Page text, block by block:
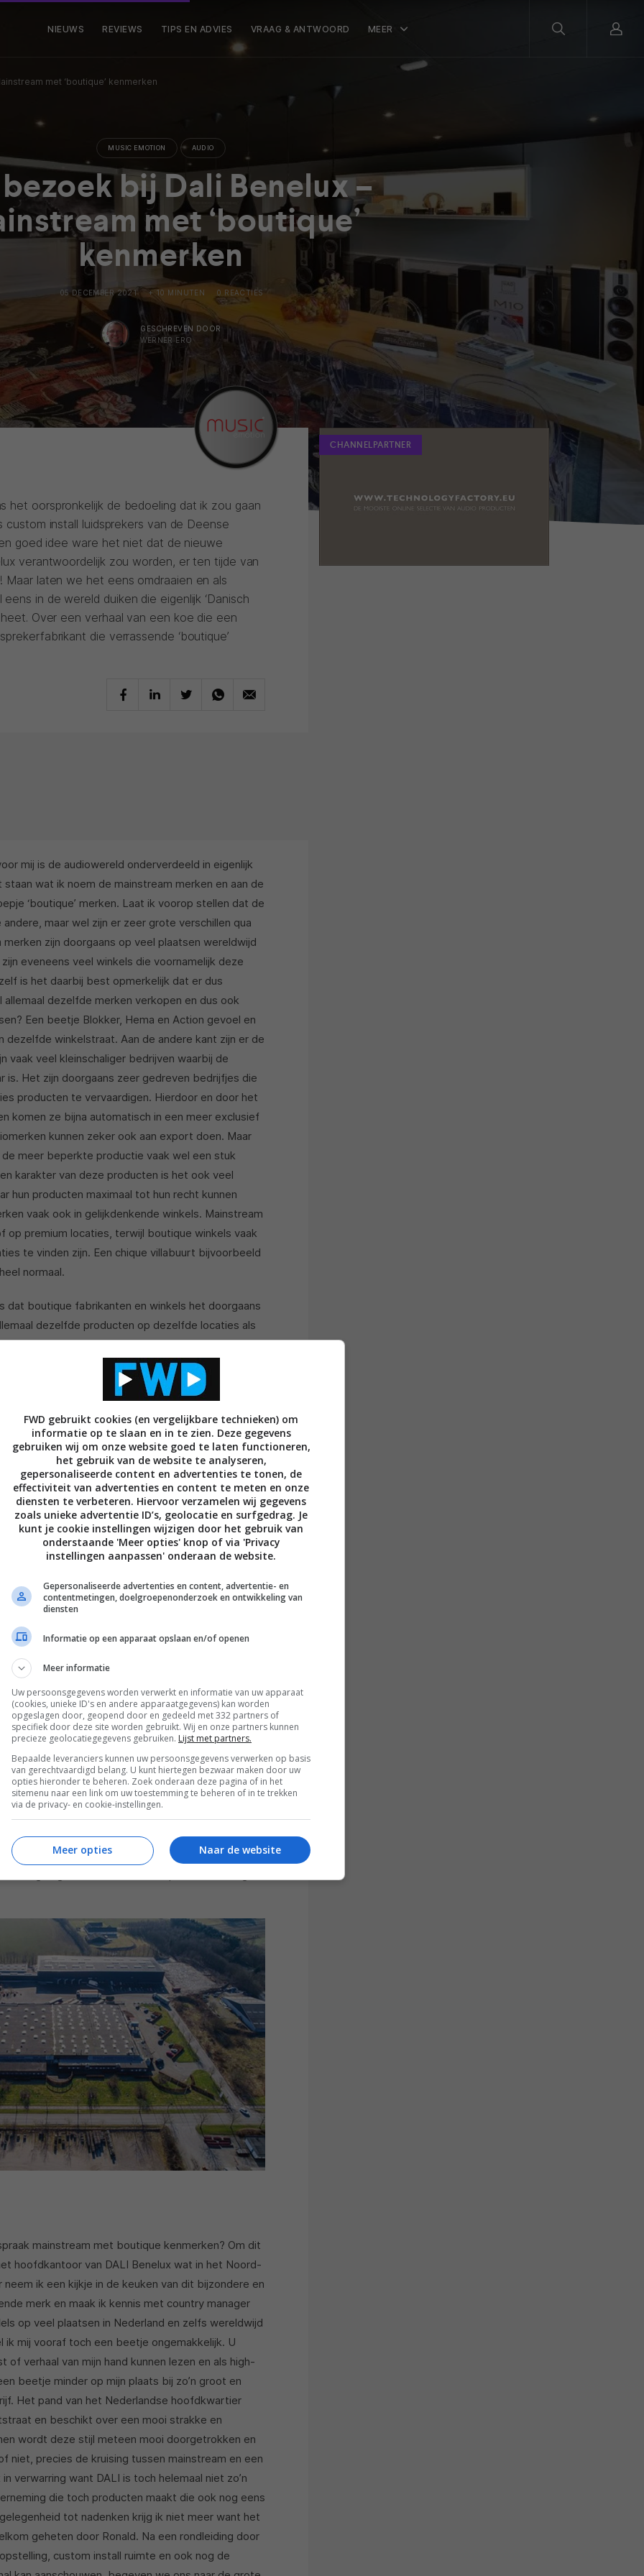
NIEUWS REVIEWS TIPS EN ADVIES VRAAG & ANTWOORD MEER
met ‘boutique’ kenmerken
MUSIC EMOTION AUDIO
bij Dali Benelux –
met ‘boutique’
kenmerken
05 DECEMBER 2021 + 10 MINUTEN 0 REACTIES
GESCHREVEN DOOR
WERNER ERO
het oorspronkelijk de bedoeling dat ik zou gaan
install luidsprekers van de Deense
goed idee ware het niet dat de nieuwe
verantwoordelijk zou worden, er ten tijde van
Maar laten we het eens omdraaien en als
in de wereld duiken die eigenlijk ‘Danisch
heet. Over een verhaal van een koe die een
die verrassende ‘boutique’
mij is de audiowereld onderverdeeld in eigenlijk
wat ik noem de mainstream merken en aan de
‘boutique’ merken. Laat ik voorop stellen dat de
maar wel zijn er zeer grote verschillen qua
zijn doorgaans op veel plaatsen wereldwijd
eveneens veel winkels die voornamelijk deze
is het daarbij best opmerkelijk dat er dus
dezelfde merken verkopen en dus ook
Een beetje Blokker, Hema en Action gevoel en
dezelfde winkelstraat. Aan de andere kant zijn er de
vaak veel kleinschaliger bedrijven waarbij de
is. Het zijn doorgaans zeer gedreven bedrijfjes die
producten te vervaardigen. Hierdoor en door het
komen ze bijna automatisch in een meer exclusief
kunnen zeker ook aan export doen. Maar
meer beperkte productie vaak wel een stuk
karakter van deze producten is het ook veel
hun producten maximaal tot hun recht kunnen
vaak ook in gelijkdenkende winkels. Mainstream
op premium locaties, terwijl boutique winkels vaak
te vinden zijn. Een chique villabuurt bijvoorbeeld
normaal.
dat boutique fabrikanten en winkels het doorgaans
dezelfde producten op dezelfde locaties als
exclusieve merken zijn niet voor niets klein. Dus
is er doorgaans dan ook niet, met als direct
die bepaalde bladen lezen ermee in aanraking
speler in de markt
heeft alles te maken met de merknaam die
ik denk dat ik vol zelfvertrouwen en oprechtheid
merk is, brengt DALI’s country manager
een vlammend en bezielend betoog toch ineens
categorie boutique mainstream aan toe moeten
bij het begin en dat is DALI zelf. Want wat
en naar later blijkt, in positieve zin afwijkende
Audiophile Loudspeaker Industries ligt in het
Peter Lyngdorf en al snel uitgroeit tot de op dat
van Scandinavië. Basis van dit succes is
vroegen in een combinatie van grootte,
merken niet konden bieden. Om aan deze vraag te
aan het creëren van luidsprekers met een
Wat namelijk te denken van uitstekende
formaten én de beoogde
woonomgevingen. En dat alles ook nog voorzien
tegen concurrerende prijzen. Boordevol
overtuiging dat het mogelijk zou moeten zijn
ook in een groter verband te creëren, verhuisde
groter onderkomen in het Deense Nørager.
nog steeds de DALI luidsprekers volledig in
mainstream met boutique kenmerken? Om dit
hoofdkantoor van DALI Benelux wat in het Noord-
ik een kijkje in de keuken van dit bijzondere en
merk en maak ik kennis met country manager
op veel plaatsen in Nederland en zelfs wereldwijd
mij vooraf toch een beetje ongemakkelijk. U
verhaal van mijn hand kunnen lezen en als high-
beetje minder op mijn plaats bij zo’n groot en
Het pand van het Nederlandse hoofdkwartier
en beschikt over een mooi strakke en
wordt deze stijl meteen mooi doorgetrokken en
niet, precies de kruising tussen mainstream en een
verwarring want DALI is toch helemaal niet zo’n
die toch producten maakt die ook nog eens
tot nadenken krijg ik niet meer want het
geheten door Ronald. Na een rondleiding door
custom install ruimte en ook nog de
CHANNELPARTNER
FWD gebruikt cookies (en vergelijkbare technieken) om
informatie op te slaan en in te zien. Deze gegevens
gebruiken wij om onze website goed te laten functioneren,
het gebruik van de website te analyseren,
gepersonaliseerde content en advertenties te tonen, de
effectiviteit van advertenties en content te meten en onze
diensten te verbeteren. Hiervoor verzamelen wij gegevens
zoals unieke advertentie ID’s, geolocatie en surfgedrag. Je
kunt je cookie instellingen wijzigen door het gebruik van
onderstaande 'Meer opties' knop of via 'Privacy
instellingen aanpassen' onderaan de website.
Gepersonaliseerde advertenties en content, advertentie- en
contentmetingen, doelgroepenonderzoek en ontwikkeling van
diensten
Informatie op een apparaat opslaan en/of openen
Meer informatie
Uw persoonsgegevens worden verwerkt en informatie van uw apparaat
(cookies, unieke ID's en andere apparaatgegevens) kan worden
opgeslagen door, geopend door en gedeeld met 332 partners of
specifiek door deze site worden gebruikt. Wij en onze partners kunnen
precieze geolocatiegegevens gebruiken. Lijst met partners.
Bepaalde leveranciers kunnen uw persoonsgegevens verwerken op basis
van gerechtvaardigd belang. U kunt hiertegen bezwaar maken door uw
opties hieronder te beheren. Zoek onderaan deze pagina of in het
sitemenu naar een link om uw toestemming te beheren of in te trekken
via de privacy- en cookie-instellingen.
Naar de website
Meer opties